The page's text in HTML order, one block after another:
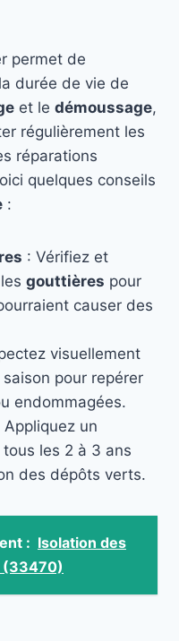
permet de
durée de vie de
et le démoussage,
régulièrement les
réparations
quelques conseils
:
: Vérifiez et
gouttières pour
causer des
visuellement
pour repérer
endommagées.
Appliquez un
les 2 à 3 ans
des dépôts verts.
: Isolation des
(33470)